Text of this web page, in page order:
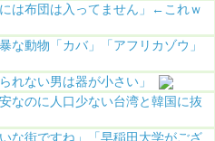
は布団は入ってません」←これｗ
な動物「カバ」「アフリカゾウ」
れない男は器が小さい」
なのに人口少ない台湾と韓国に抜
な街ですね」「早稲田大学がござ